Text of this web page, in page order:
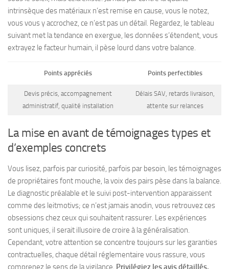
intrinsèque des matériaux n’est remise en cause, vous le notez,
vous vous y accrochez, ce n’est pas un détail. Regardez, le tableau
suivant met la tendance en exergue, les données s’étendent, vous
extrayez le facteur humain, il pèse lourd dans votre balance.
Points appréciés Points perfectibles
Devis précis, accompagnement
administratif, qualité installation
Délais SAV, retards livraison,
attente sur relances
La mise en avant de témoignages types et
d’exemples concrets
Vous lisez, parfois par curiosité, parfois par besoin, les témoignages
de propriétaires font mouche, la voix des pairs pèse dans la balance.
Le diagnostic préalable et le suivi post-intervention apparaissent
comme des leitmotivs; ce n’est jamais anodin, vous retrouvez ces
obsessions chez ceux qui souhaitent rassurer. Les expériences
sont uniques, il serait illusoire de croire à la généralisation.
Cependant, votre attention se concentre toujours sur les garanties
contractuelles, chaque détail réglementaire vous rassure, vous
comprenez le sens de la vigilance. Privilégiez les avis détaillés,